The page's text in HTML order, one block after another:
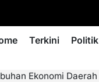
Terkini Politik
Ekonomi Daerah